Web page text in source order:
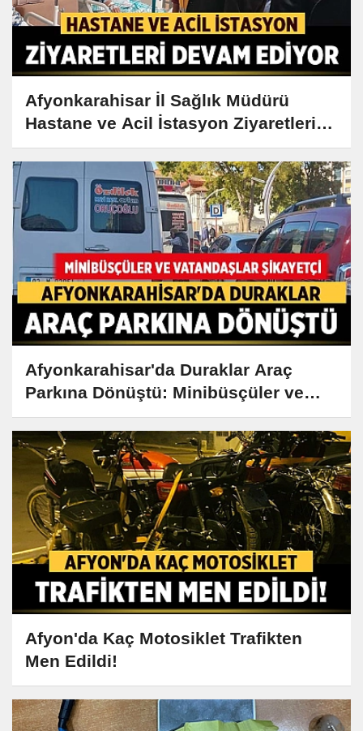
Afyonkarahisar İl Sağlık Müdürü
Hastane ve Acil İstasyon Ziyaretlerine
Devam Ediyor
Afyonkarahisar'da Duraklar Araç
Parkına Dönüştü: Minibüsçüler ve
Vatandaşlar Şikayetçi
Afyon'da Kaç Motosiklet Trafikten
Men Edildi!